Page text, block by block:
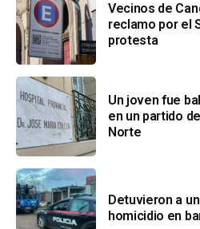
Vecinos de
reclamo por el
protesta
Un joven fue
en un partido
Norte
Detuvieron a
homicidio en